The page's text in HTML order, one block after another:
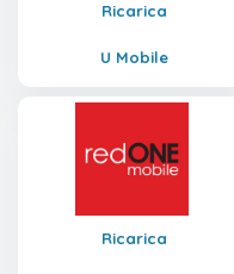
Ricarica
U Mobile
Ricarica